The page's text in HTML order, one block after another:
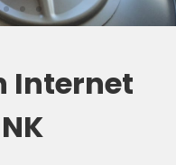
Internet